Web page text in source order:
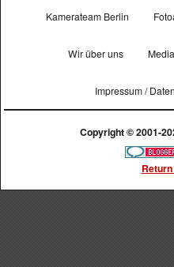
Kamerateam Berlin
Wir über uns
Impressum /
Copyright © 2001-